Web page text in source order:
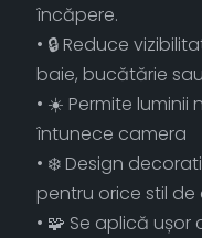
încăpere.
• 🔒 Reduce
baie, bucătărie
• ☀️ Permite luminii
întunece camera
• ❄️ Design
pentru orice stil
• 🧩 Se aplică